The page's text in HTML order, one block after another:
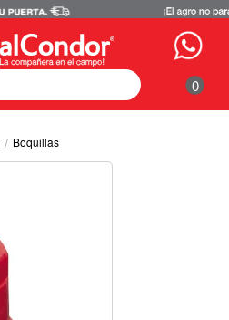
0
Boquillas